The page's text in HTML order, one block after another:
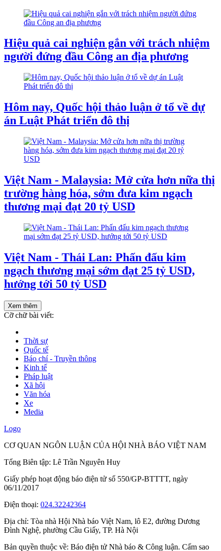
Hiệu quả cai nghiện gắn với trách nhiệm
người đứng đầu Công an địa phương
Hôm nay, Quốc hội thảo luận ở tổ về dự
án Luật Phát triển đô thị
Việt Nam - Malaysia: Mở cửa hơn nữa thị
trường hàng hóa, sớm đưa kim ngạch
thương mại đạt 20 tỷ USD
Việt Nam - Thái Lan: Phấn đấu kim
ngạch thương mại sớm đạt 25 tỷ USD,
hướng tới 50 tỷ USD
Xem thêm
Cỡ chữ bài viết:
Thời sự
Quốc tế
Báo chí - Truyền thông
Kinh tế
Pháp luật
Xã hội
Văn hóa
Xe
Media
Logo
CƠ QUAN NGÔN LUẬN CỦA HỘI NHÀ BÁO VIỆT NAM
Tổng Biên tập: Lê Trần Nguyên Huy
Giấy phép hoạt động báo điện tử số 550/GP-BTTTT, ngày
06/11/2017
Điện thoại: 024.32242364
Địa chỉ: Tòa nhà Hội Nhà báo Việt Nam, lô E2, đường Dương
Đình Nghệ, phường Cầu Giấy, TP. Hà Nội
Bản quyền thuộc về: Báo điện tử Nhà báo & Công luận. Cấm sao